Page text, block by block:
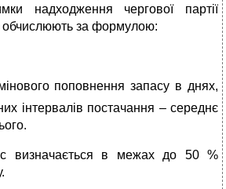
надходження чергової партії
обчислюють за формулою:
поповнення запасу в днях,
інтервалів постачання – середнє
визначається в межах до 50 %